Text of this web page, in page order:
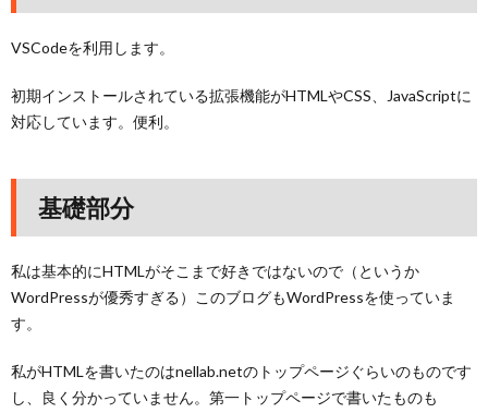
VSCodeを利用します。
初期インストールされている拡張機能がHTMLやCSS、JavaScriptに
対応しています。便利。
基礎部分
私は基本的にHTMLがそこまで好きではないので（というか
WordPressが優秀すぎる）このブログもWordPressを使っていま
す。
私がHTMLを書いたのはnellab.netのトップページぐらいのものです
し、良く分かっていません。第一トップページで書いたものも